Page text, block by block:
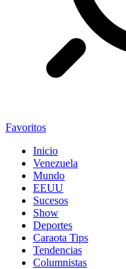
Favoritos
Inicio
Venezuela
Mundo
EEUU
Sucesos
Show
Deportes
Caraota Tips
Tendencias
Columnistas